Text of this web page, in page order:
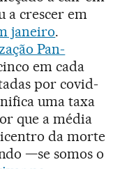
a crescer em
janeiro.
Pan-
em cada
por covid-
uma taxa
que a média
da morte
—se somos o